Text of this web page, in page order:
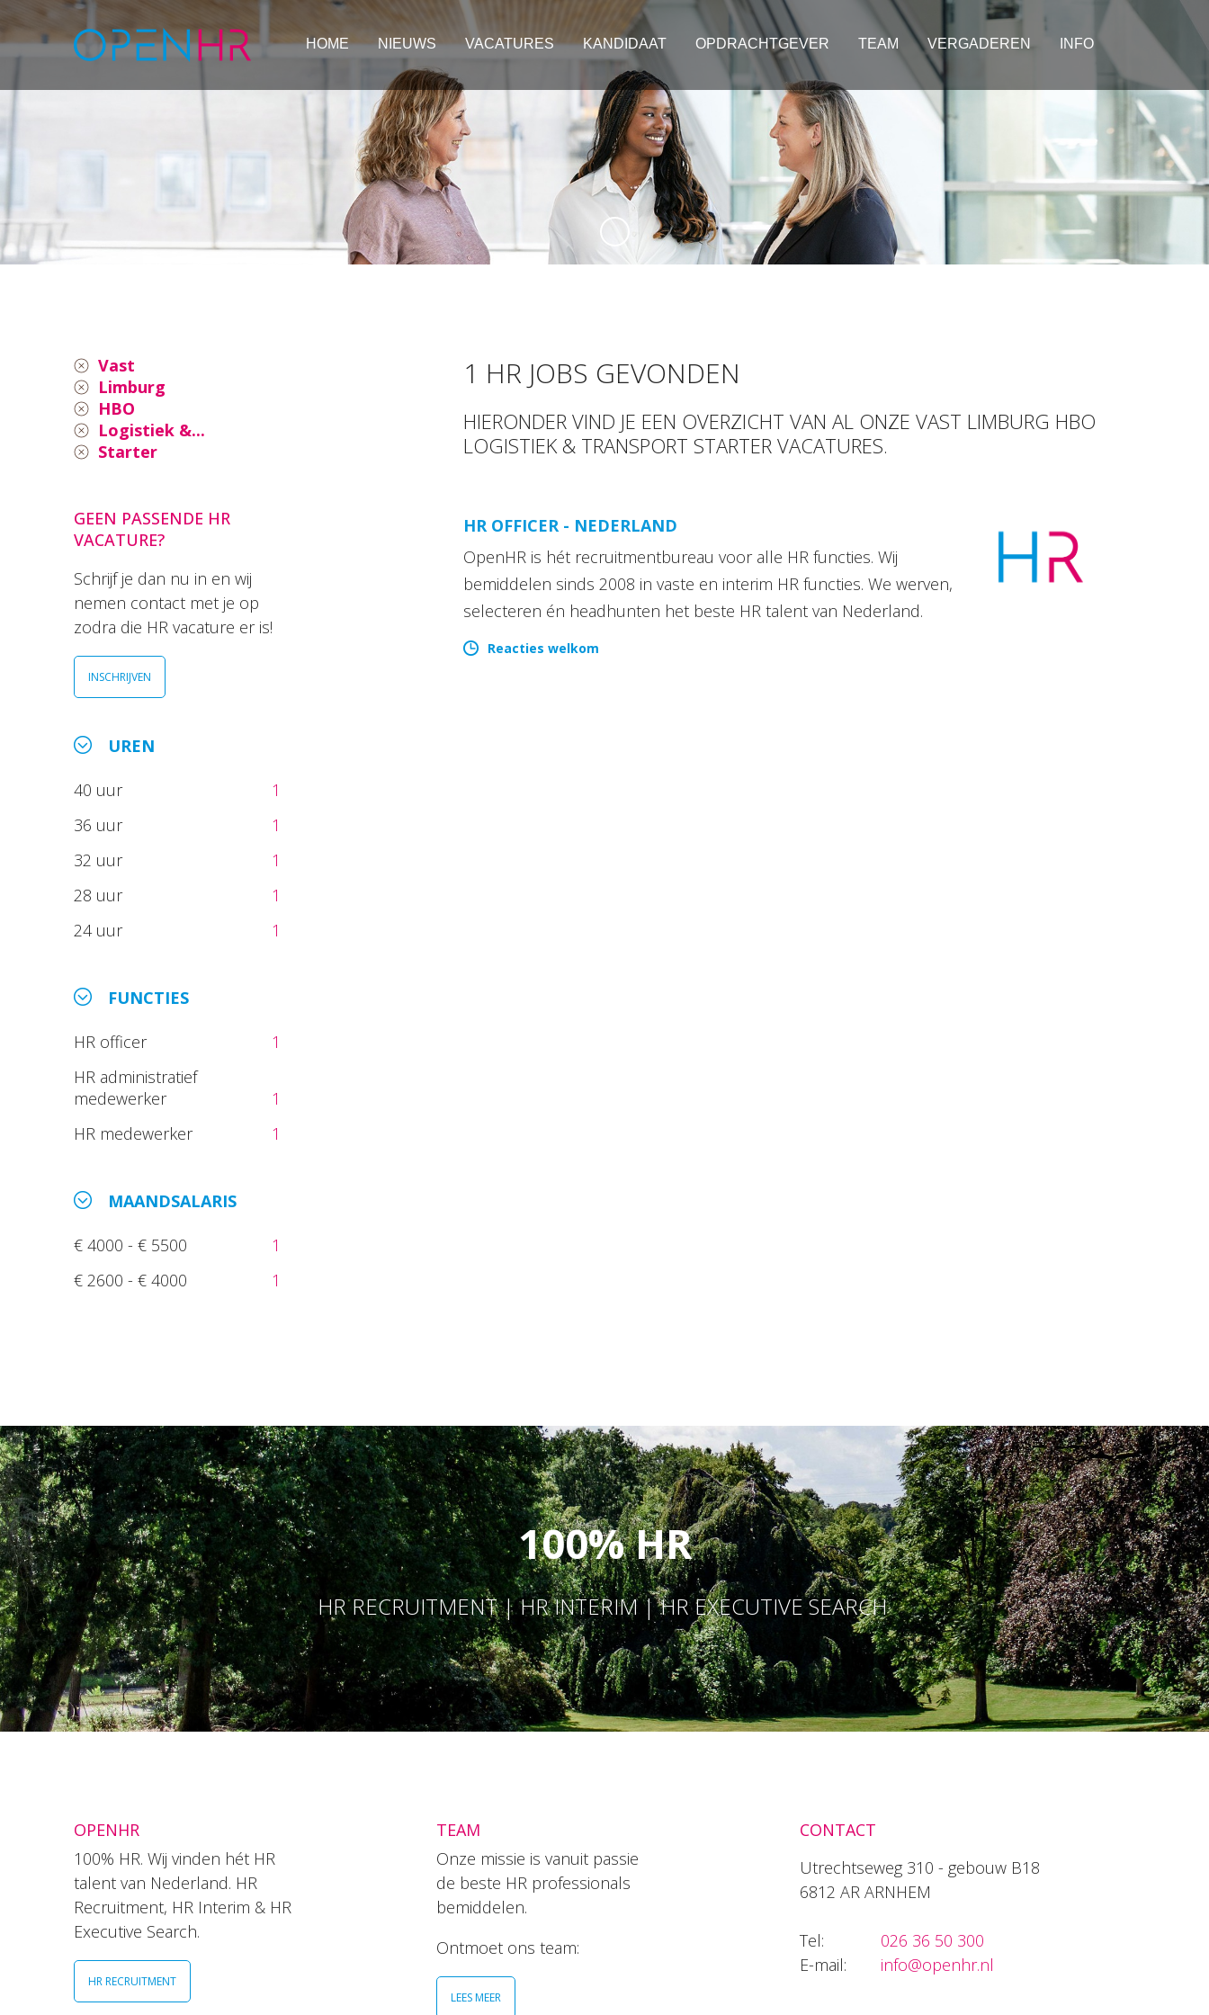
HOME NIEUWS VACATURES KANDIDAAT OPDRACHTGEVER TEAM VERGADEREN INFO
Vast
Limburg
HBO
Logistiek &...
Starter
GEEN PASSENDE HR
VACATURE?
Schrijf je dan nu in en wij
nemen contact met je op
zodra die HR vacature er is!
INSCHRIJVEN
UREN
40 uur
1
36 uur
1
32 uur
1
28 uur
1
24 uur
1
FUNCTIES
HR officer
1
HR administratief
medewerker
1
HR medewerker
1
MAANDSALARIS
€ 4000 - € 5500
1
€ 2600 - € 4000
1
1 HR JOBS GEVONDEN
HIERONDER VIND JE EEN OVERZICHT VAN AL ONZE VAST LIMBURG HBO
LOGISTIEK & TRANSPORT STARTER VACATURES.
HR OFFICER - NEDERLAND
OpenHR is hét recruitmentbureau voor alle HR functies. Wij
bemiddelen sinds 2008 in vaste en interim HR functies. We werven,
selecteren én headhunten het beste HR talent van Nederland.
Reacties welkom
100% HR
HR RECRUITMENT | HR INTERIM | HR EXECUTIVE SEARCH
OPENHR
100% HR. Wij vinden hét HR
talent van Nederland. HR
Recruitment, HR Interim & HR
Executive Search.
HR RECRUITMENT
TEAM
Onze missie is vanuit passie
de beste HR professionals
bemiddelen.
Ontmoet ons team:
LEES MEER
CONTACT
Utrechtseweg 310 - gebouw B18
6812 AR ARNHEM
Tel:
026 36 50 300
E-mail:
info@openhr.nl